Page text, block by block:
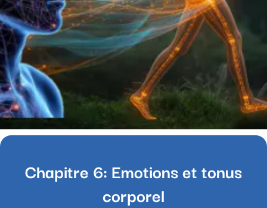
Chapitre 6: Emotions et tonus
corporel